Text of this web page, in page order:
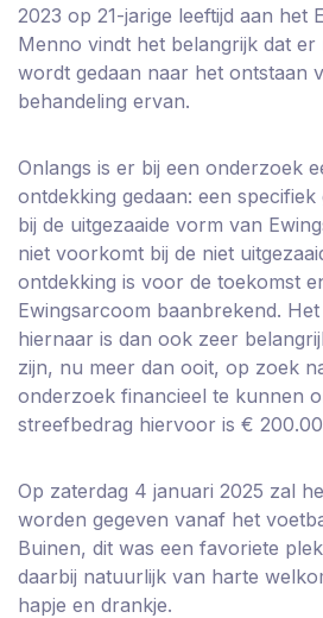
2023 op 21-jarige leeftijd aan het
Menno vindt het belangrijk dat
wordt gedaan naar het ontstaan
behandeling ervan.
Onlangs is er bij een onderzoek
ontdekking gedaan: een specifiek
bij de uitgezaaide vorm van
niet voorkomt bij de niet
ontdekking is voor de toekomst
Ewingsarcoom baanbrekend.
hiernaar is dan ook zeer
zijn, nu meer dan ooit, op zoek
onderzoek financieel te kunnen
streefbedrag hiervoor is €
Op zaterdag 4 januari 2025 zal
worden gegeven vanaf het
Buinen, dit was een favoriete
daarbij natuurlijk van harte
hapje en drankje.